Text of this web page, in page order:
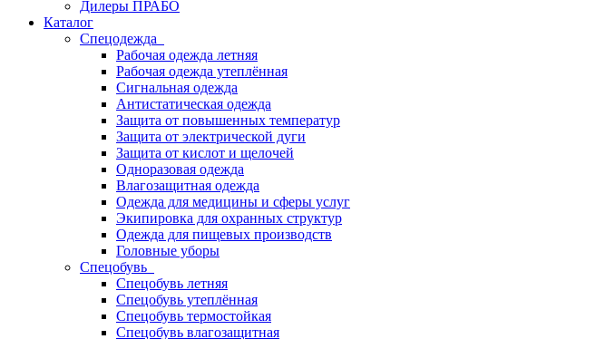
Дилеры ПРАБО
Каталог
Спецодежда
Рабочая одежда летняя
Рабочая одежда утеплённая
Сигнальная одежда
Антистатическая одежда
Защита от повышенных температур
Защита от электрической дуги
Защита от кислот и щелочей
Одноразовая одежда
Влагозащитная одежда
Одежда для медицины и сферы услуг
Экипировка для охранных структур
Одежда для пищевых производств
Головные уборы
Спецобувь
Спецобувь летняя
Спецобувь утеплённая
Спецобувь термостойкая
Спецобувь влагозащитная